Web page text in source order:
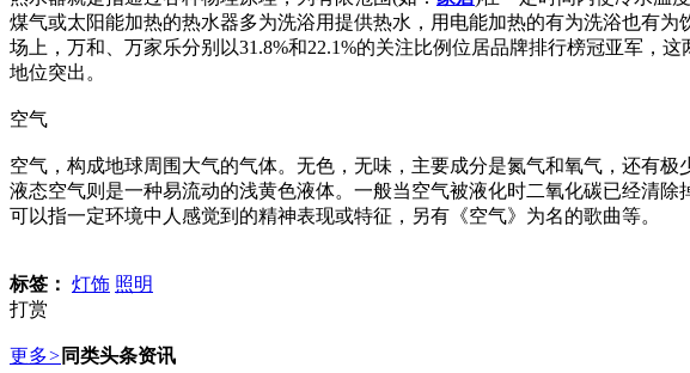
煤气或太阳能加热的热水器多为洗浴用提供热水，用电能加热的有为洗浴也有
场上，万和、万家乐分别以31.8%和22.1%的关注比例位居品牌排行榜冠亚军，
地位突出。
空气
空气，构成地球周围大气的气体。无色，无味，主要成分是氮气和氧气，还有
液态空气则是一种易流动的浅黄色液体。一般当空气被液化时二氧化碳已经清
可以指一定环境中人感觉到的精神表现或特征，另有《空气》为名的歌曲等。
标签： 灯饰 照明
打赏
更多> 同类头条资讯